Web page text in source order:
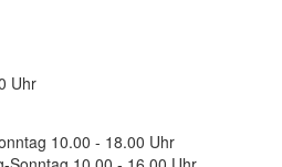
Uhr
10.00 - 18.00 Uhr